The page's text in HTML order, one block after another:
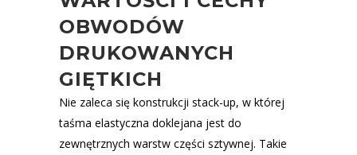
OBWODÓW
DRUKOWANYCH
GIĘTKICH
Nie zaleca się konstrukcji stack-up, w której
taśma elastyczna doklejana jest do
zewnętrznych warstw części sztywnej. Takie